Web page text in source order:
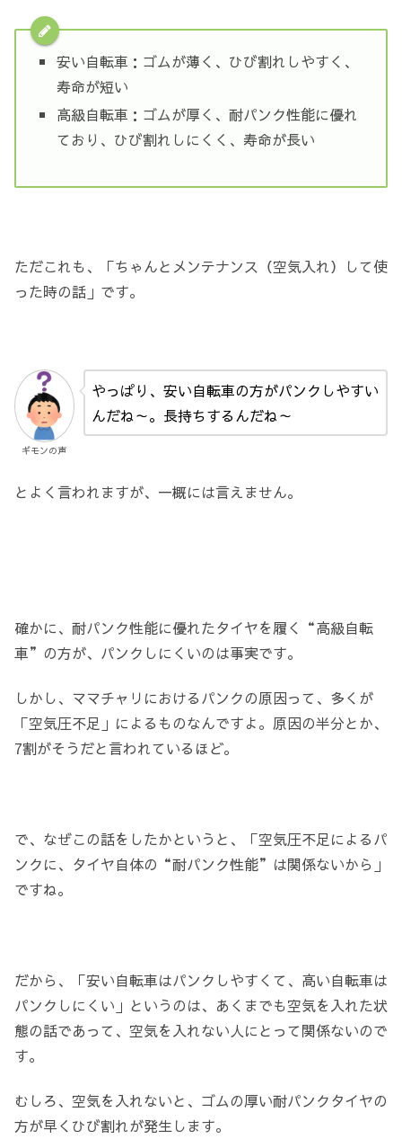
安い自転車：ゴムが薄く、ひび割れしやすく、
寿命が短い
高級自転車：ゴムが厚く、耐パンク性能に優れ
ており、ひび割れしにくく、寿命が長い
ただこれも、「ちゃんとメンテナンス（空気入れ）して使
った時の話」です。
ギモンの声
やっぱり、安い自転車の方がパンクしやすい
んだね～。長持ちするんだね～
とよく言われますが、一概には言えません。
確かに、耐パンク性能に優れたタイヤを履く“高級自転
車”の方が、パンクしにくいのは事実です。
しかし、ママチャリにおけるパンクの原因って、多くが
「空気圧不足」によるものなんですよ。原因の半分とか、
7割がそうだと言われているほど。
で、なぜこの話をしたかというと、「空気圧不足によるパ
ンクに、タイヤ自体の“耐パンク性能”は関係ないから」
ですね。
だから、「安い自転車はパンクしやすくて、高い自転車は
パンクしにくい」というのは、あくまでも空気を入れた状
態の話であって、空気を入れない人にとって関係ないので
す。
むしろ、空気を入れないと、ゴムの厚い耐パンクタイヤの
方が早くひび割れが発生します。